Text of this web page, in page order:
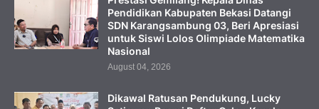
Pendidikan Kabupaten Bekasi Datangi
SDN Karangsambung 03, Beri Apresiasi
untuk Siswi Lolos Olimpiade Matematika
Nasional
August 04, 2026
Dikawal Ratusan Pendukung, Lucky